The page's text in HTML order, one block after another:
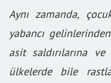
Aynı zamanda,
yabancı
asit saldırılarına
ülkelerde bile